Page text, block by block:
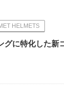
HELMETS
グに特化した